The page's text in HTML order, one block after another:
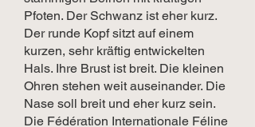
Pfoten. Der Schwanz ist eher kurz.
Der runde Kopf sitzt auf einem
kurzen, sehr kräftig entwickelten
Hals. Ihre Brust ist breit. Die kleinen
Ohren stehen weit auseinander. Die
Nase soll breit und eher kurz sein.
Die Fédération Internationale Féline